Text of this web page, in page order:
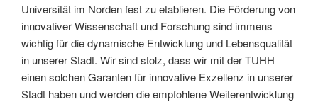
Universität im Norden fest zu etablieren. Die Förderung von
innovativer Wissenschaft und Forschung sind immens
wichtig für die dynamische Entwicklung und Lebensqualität
in unserer Stadt. Wir sind stolz, dass wir mit der TUHH
einen solchen Garanten für innovative Exzellenz in unserer
Stadt haben und werden die empfohlene Weiterentwicklung